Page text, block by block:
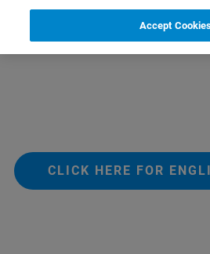
CLICK HERE FOR
Accept